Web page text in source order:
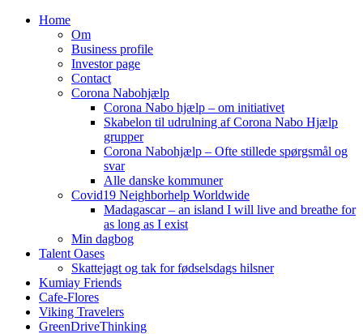
Home
Om
Business profile
Investor page
Contact
Corona Nabohjælp
Corona Nabo hjælp – om initiativet
Skabelon til udrulning af Corona Nabo Hjælp
grupper
Corona Nabohjælp – Ofte stillede spørgsmål og
svar
Alle danske kommuner
Covid19 Neighborhelp Worldwide
Madagascar – an island I will live and breathe for
as long as I exist
Min dagbog
Talent Oases
Skattejagt og tak for fødselsdags hilsner
Kumiay Friends
Cafe-Flores
Viking Travelers
GreenDriveThinking